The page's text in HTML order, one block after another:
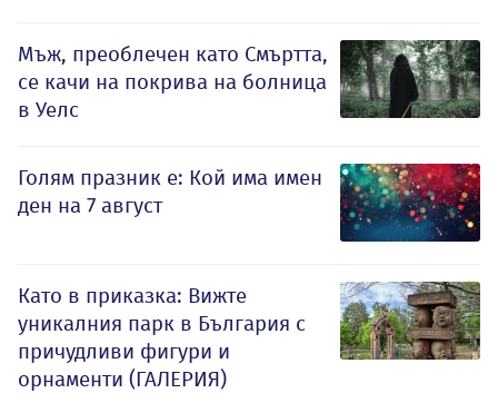
Мъж, преоблечен като Смъртта,
се качи на покрива на болница
в Уелс
Голям празник е: Кой има имен
ден на 7 август
Като в приказка: Вижте
уникалния парк в България с
причудливи фигури и
орнаменти (ГАЛЕРИЯ)